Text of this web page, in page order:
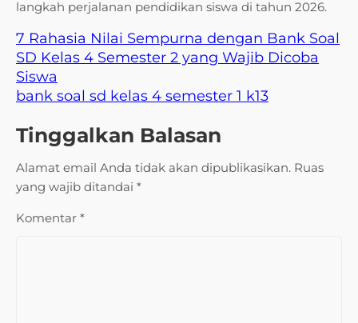
langkah perjalanan pendidikan siswa di tahun 2026.
7 Rahasia Nilai Sempurna dengan Bank Soal
SD Kelas 4 Semester 2 yang Wajib Dicoba
Siswa
bank soal sd kelas 4 semester 1 k13
Tinggalkan Balasan
Alamat email Anda tidak akan dipublikasikan. Ruas
yang wajib ditandai *
Komentar *